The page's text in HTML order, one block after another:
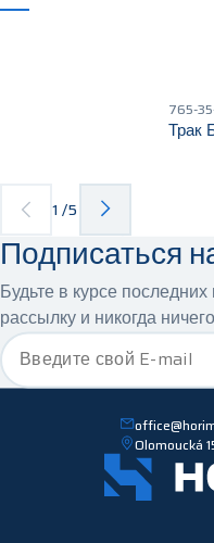
765-
Трак
1 /5
Подписаться
Будьте в курсе
рассылку и никогда
Введите свой E-mail*
Olomoucká